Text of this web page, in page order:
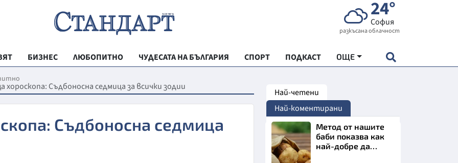
24°
София
разкъсана облачност
БИЗНЕС ЛЮБОПИТНО ЧУДЕСАТА НА БЪЛГАРИЯ СПОРТ ПОДКАСТ ОЩЕ
ВЕСТНИК СТАНДАРТ
МЛАДЕЖКА АКАДЕМИЯ "ЧУДЕСАТА НА БЪЛГАРИЯ"
ЗДРАВЕ
хороскопа: Съдбоносна седмица за всички зодии
Съдбоносна седмица
Най-четени
Най-коментирани
Метод от нашите
баби показва как
най-добре да